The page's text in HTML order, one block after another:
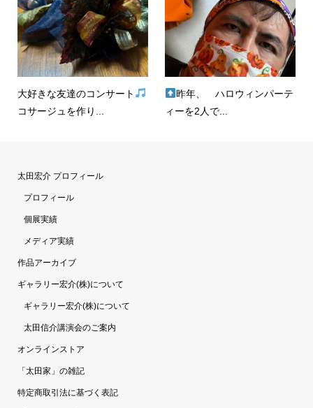
大好きな友達のコンサート
コサージュを作り...
昨年、 ハロウィンパーテ
ィーを2人で...
太田宏介 プロフィール
プロフィール
個展実績
メディア実績
作品アーカイブ
ギャラリー宏介(株)について
ギャラリー宏介(株)について
太田信介講演会のご案内
オンラインストア
「太田家」の雑記
特定商取引法に基づく表記